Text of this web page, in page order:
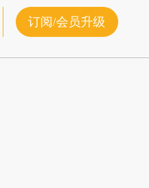
订阅/会员升级